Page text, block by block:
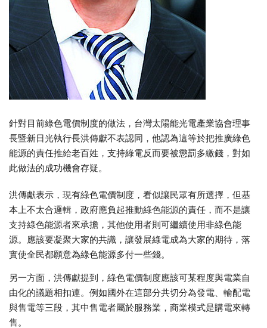
針對目前綠色電價制度的做法，台灣太陽能光電產業協會理事
長暨新日光執行長洪傳獻不表認同，他認為這等於把推廣綠色
能源的責任推給老百姓，支持綠電反而要被懲罰多繳錢，對如
此做法的成功機會存疑。
洪傳獻表示，現有綠色電價制度，看似讓民眾有所選擇，但基
本上不太合邏輯，政府應負起推動綠色能源的責任，而不是讓
支持綠色能源者來承擔，其他使用者則可繼續使用非綠色能
源。應該要凝聚大家的共識，讓發展綠電成為大家的期待，落
實使全民都願意為綠色能源多付一些錢。
另一方面，洪傳獻提到，綠色電價制度應該可某程度與電業自
由化的議題相扣連。例如國外在這部分共切分為發電、輸配電
與售電等三段，其中售電者屬於服務業，商業模式是購電來轉
售。